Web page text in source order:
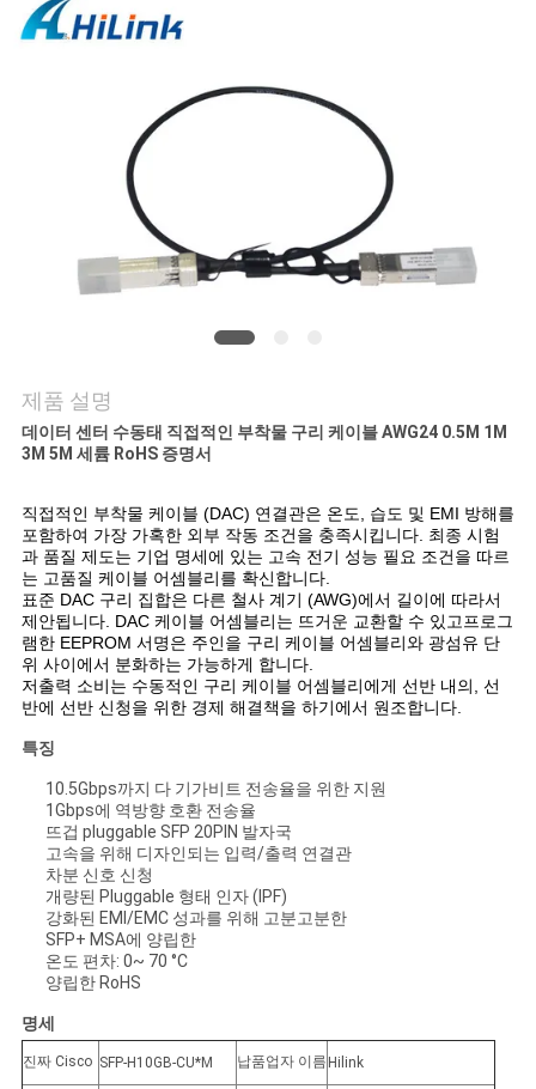
스
사
건
인
용
을
요
청
하
십
시
오
사
제품 설명
데이터 센터 수동태 직접적인 부착물 구리 케이블 AWG24 0.5M 1M
3M 5M 세륨 RoHS 증명서
직접적인 부착물 케이블 (DAC) 연결관은 온도, 습도 및 EMI 방해를
포함하여 가장 가혹한 외부 작동 조건을 충족시킵니다. 최종 시험
과 품질 제도는 기업 명세에 있는 고속 전기 성능 필요 조건을 따르
는 고품질 케이블 어셈블리를 확신합니다.
표준 DAC 구리 집합은 다른 철사 계기 (AWG)에서 길이에 따라서
제안됩니다. DAC 케이블 어셈블리는 뜨거운 교환할 수 있고프로그
램한 EEPROM 서명은 주인을 구리 케이블 어셈블리와 광섬유 단
위 사이에서 분화하는 가능하게 합니다.
저출력 소비는 수동적인 구리 케이블 어셈블리에게 선반 내의, 선
반에 선반 신청을 위한 경제 해결책을 하기에서 원조합니다.
특징
10.5Gbps까지 다 기가비트 전송율을 위한 지원
1Gbps에 역방향 호환 전송율
뜨겁 pluggable SFP 20PIN 발자국
고속을 위해 디자인되는 입력/출력 연결관
차분 신호 신청
개량된 Pluggable 형태 인자 (IPF)
강화된 EMI/EMC 성과를 위해 고분고분한
SFP+ MSA에 양립한
온도 편차: 0~ 70 °C
양립한 RoHS
명세
진짜 Cisco SFP-H10GB-CU*M 납품업자 이름 Hilink